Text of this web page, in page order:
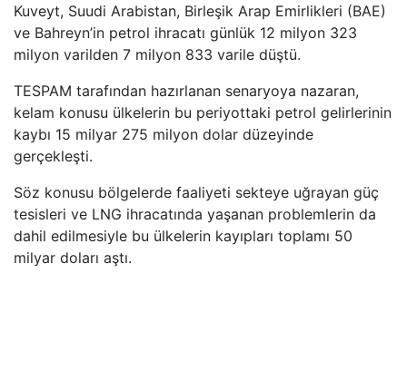
Kuveyt, Suudi Arabistan, Birleşik Arap Emirlikleri (BAE)
ve Bahreyn’in petrol ihracatı günlük 12 milyon 323
milyon varilden 7 milyon 833 varile düştü.
TESPAM tarafından hazırlanan senaryoya nazaran,
kelam konusu ülkelerin bu periyottaki petrol gelirlerinin
kaybı 15 milyar 275 milyon dolar düzeyinde
gerçekleşti.
Söz konusu bölgelerde faaliyeti sekteye uğrayan güç
tesisleri ve LNG ihracatında yaşanan problemlerin da
dahil edilmesiyle bu ülkelerin kayıpları toplamı 50
milyar doları aştı.